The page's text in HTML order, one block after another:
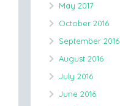
May 2017
October 2016
September 2016
August 2016
July 2016
June 2016